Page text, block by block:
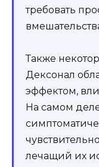
требовать
Также
Дексонал
эффектом,
На самом
лечащий их